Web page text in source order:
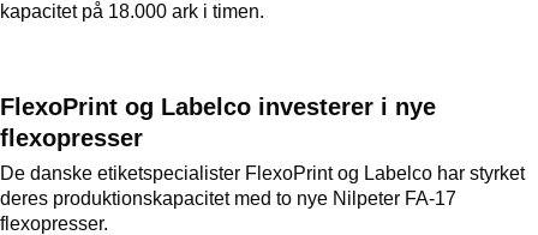
kapacitet på 18.000 ark i timen.
FlexoPrint og Labelco investerer i nye
flexopresser
De danske etiketspecialister FlexoPrint og Labelco har styrket
deres produktionskapacitet med to nye Nilpeter FA-17
flexopresser.